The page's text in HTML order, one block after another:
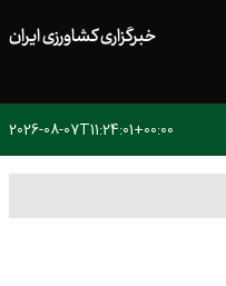
خبرگزاری کشاورزی ایران
2026-08-07T11:24:01+00:00